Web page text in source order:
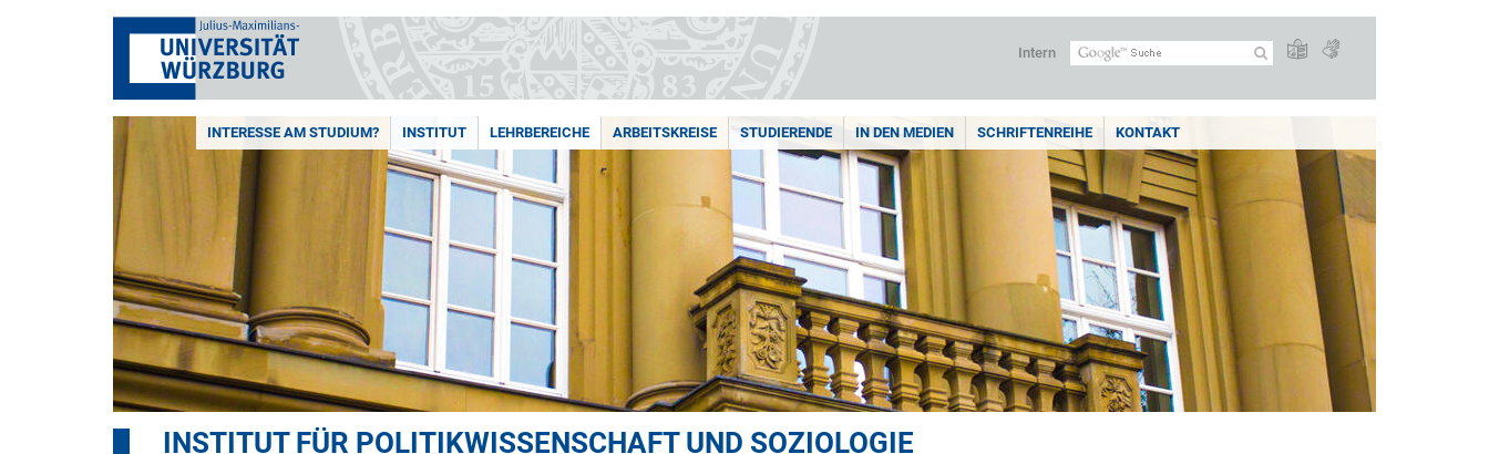
Intern
INTERESSE AM STUDIUM? INSTITUT LEHRBEREICHE ARBEITSKREISE STUDIERENDE IN DEN MEDIEN SCHRIFTENREIHE KONTAKT
INSTITUT FÜR POLITIKWISSENSCHAFT UND SOZIOLOGIE